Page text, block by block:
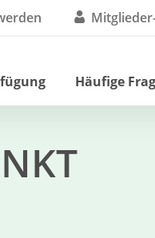
Häufige